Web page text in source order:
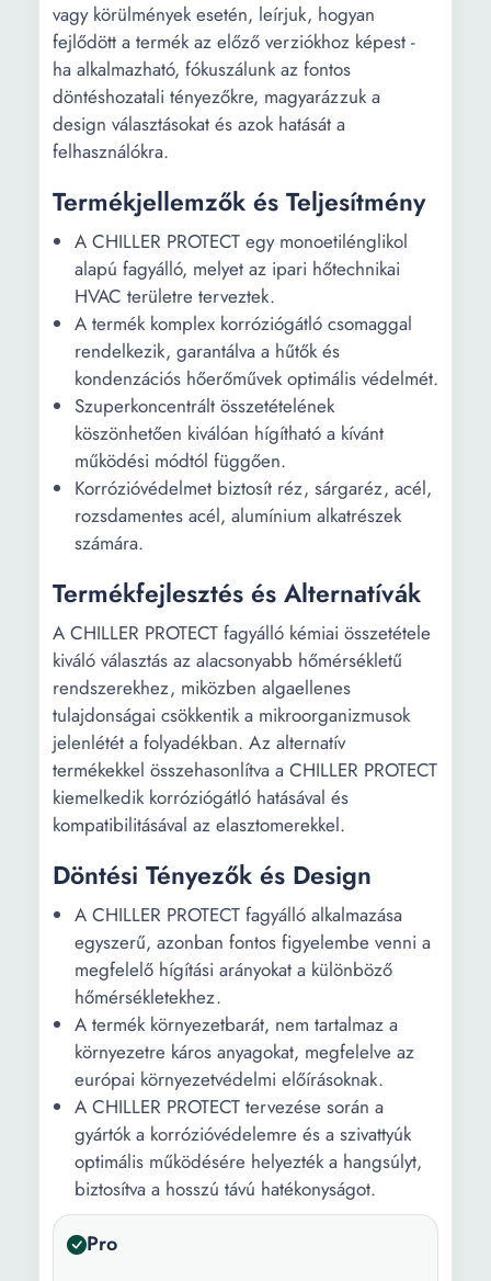
vagy körülmények esetén, leírjuk, hogyan
fejlődött a termék az előző verziókhoz képest -
ha alkalmazható, fókuszálunk az fontos
döntéshozatali tényezőkre, magyarázzuk a
design választásokat és azok hatását a
felhasználókra.
Termékjellemzők és Teljesítmény
A CHILLER PROTECT egy monoetilénglikol
alapú fagyálló, melyet az ipari hőtechnikai
HVAC területre terveztek.
A termék komplex korróziógátló csomaggal
rendelkezik, garantálva a hűtők és
kondenzációs hőerőművek optimális védelmét.
Szuperkoncentrált összetételének
köszönhetően kiválóan hígítható a kívánt
működési módtól függően.
Korrózióvédelmet biztosít réz, sárgaréz, acél,
rozsdamentes acél, alumínium alkatrészek
számára.
Termékfejlesztés és Alternatívák
A CHILLER PROTECT fagyálló kémiai összetétele
kiváló választás az alacsonyabb hőmérsékletű
rendszerekhez, miközben algaellenes
tulajdonságai csökkentik a mikroorganizmusok
jelenlétét a folyadékban. Az alternatív
termékekkel összehasonlítva a CHILLER PROTECT
kiemelkedik korróziógátló hatásával és
kompatibilitásával az elasztomerekkel.
Döntési Tényezők és Design
A CHILLER PROTECT fagyálló alkalmazása
egyszerű, azonban fontos figyelembe venni a
megfelelő hígítási arányokat a különböző
hőmérsékletekhez.
A termék környezetbarát, nem tartalmaz a
környezetre káros anyagokat, megfelelve az
európai környezetvédelmi előírásoknak.
A CHILLER PROTECT tervezése során a
gyártók a korrózióvédelemre és a szivattyúk
optimális működésére helyezték a hangsúlyt,
biztosítva a hosszú távú hatékonyságot.
Pro